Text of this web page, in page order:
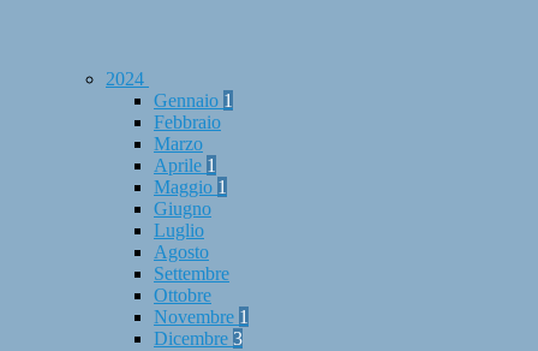
2024
Gennaio 1
Febbraio
Marzo
Aprile 1
Maggio 1
Giugno
Luglio
Agosto
Settembre
Ottobre
Novembre 1
Dicembre 3